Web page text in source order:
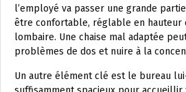
l’employé va passer une grande
être confortable, réglable en hauteur
lombaire. Une chaise mal adaptée
problèmes de dos et nuire à la
Un autre élément clé est le bureau